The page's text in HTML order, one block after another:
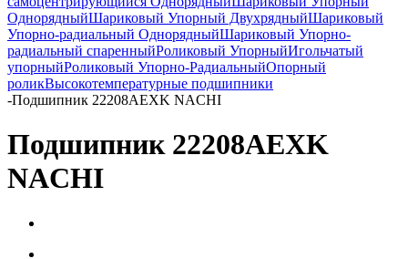
ОднорядныйШариковый Упорный ДвухрядныйШариковый
Упорно-радиальный ОднорядныйШариковый Упорно-
радиальный спаренныйРоликовый УпорныйИгольчатый
упорныйРоликовый Упорно-РадиальныйОпорный
роликВысокотемпературные подшипники
-Подшипник 22208AEXK NACHI
Подшипник 22208AEXK
NACHI